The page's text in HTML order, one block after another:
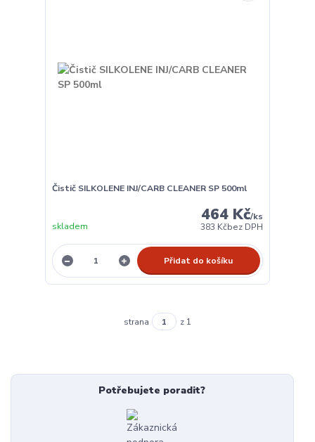
Čistič SILKOLENE INJ/CARB CLEANER SP 500ml
464 Kč/ks
383 Kčbez DPH
skladem
Přidat do košíku
strana z 1
Potřebujete poradit?